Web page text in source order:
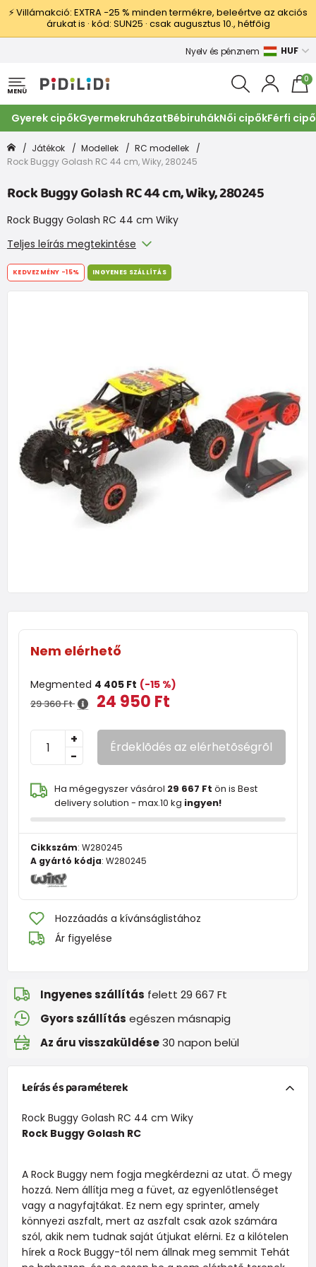
⚡ Villámakció: EXTRA −25 % minden termékre, beleértve az akciós
árukat is · kód: SUN25 · csak augusztus 10., hétfőig
Nyelv és pénznem HUF
MENÜ
0
Gyerek cipőkGyermekruházatBébiruhákNői cipőkFérfi
Játékok Modellek
RC modellek
Rock Buggy Golash RC 44 cm, Wiky, 280245
Rock Buggy Golash RC 44 cm, Wiky, 280245
Rock Buggy Golash RC 44 cm Wiky
Teljes leírás megtekintése
Nem elérhető
Megmented 4 405 Ft (-15 %)
29 360 Ft 24 950 Ft
-
+ Érdeklõdés az elérhetõségrõl
Ha mégegyszer vásárol 29 667 Ft ön is Best
delivery solution - max.10 kg ingyen!
Cikkszám: W280245
A gyártó kódja: W280245
Hozzáadás a kívánságlistához
Ár figyelése
KEDVEZMÉNY -15% INGYENES SZÁLLÍTÁS
Ingyenes szállítás felett 29 667 Ft
Gyors szállítás egészen másnapig
Az áru visszaküldése30 napon belül
Leírás és paraméterek
Rock Buggy Golash RC 44 cm Wiky
Rock Buggy Golash RC
A Rock Buggy nem fogja megkérdezni az utat. Ő megy
hozzá. Nem állítja meg a füvet, az egyenlőtlenséget
vagy a nagyfajtákat. Ez nem egy sprinter, amely
könnyezi aszfalt, mert az aszfalt csak azok számára
szól, akik nem tudnak saját útjukat elérni. Ez a kilótelen
hírek a Rock Buggy-től nem állnak meg semmit Tehát